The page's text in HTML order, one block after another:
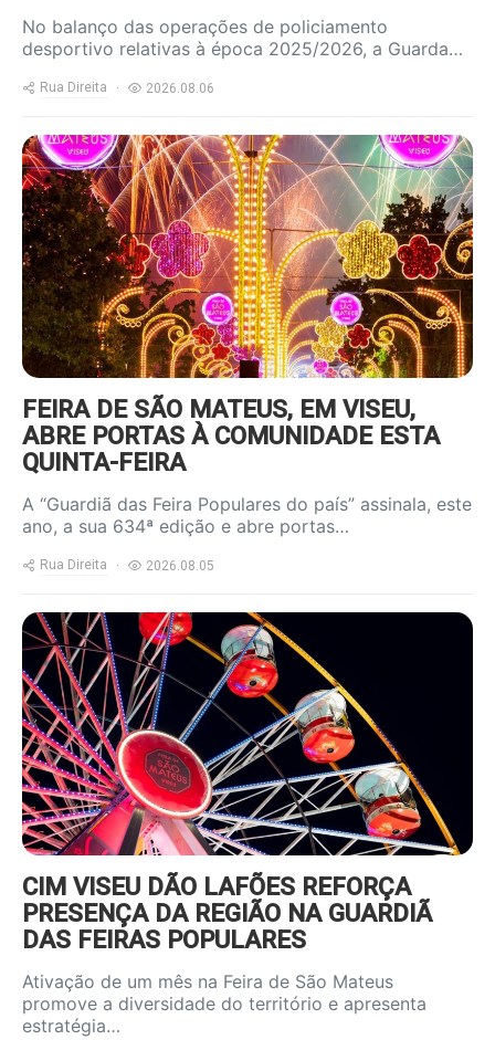
No balanço das operações de policiamento
desportivo relativas à época 2025/2026, a Guarda…
Rua Direita 2026.08.06
https://www.ruadireita.pt/wp-
content/uploads/2025/06/feira-
sao-mateus-800x600.jpg
FEIRA DE SÃO MATEUS, EM VISEU,
ABRE PORTAS À COMUNIDADE ESTA
QUINTA-FEIRA
A “Guardiã das Feira Populares do país” assinala, este
ano, a sua 634ª edição e abre portas…
Rua Direita 2026.08.05
https://www.ruadireita.pt/wp-
content/uploads/2026/08/feira-
s-mateus-800x600.jpg
CIM VISEU DÃO LAFÕES REFORÇA
PRESENÇA DA REGIÃO NA GUARDIÃ
DAS FEIRAS POPULARES
Ativação de um mês na Feira de São Mateus
promove a diversidade do território e apresenta
estratégia…